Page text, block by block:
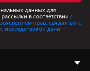
данных для
в соответствии с
прав, связанных с
последствиями дачи